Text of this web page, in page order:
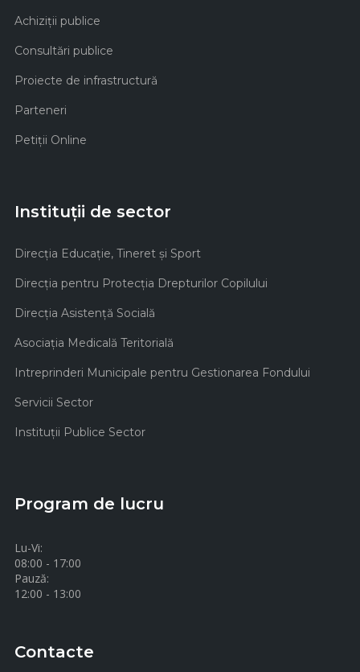
Achiziţii publice
Consultări publice
Proiecte de infrastructură
Parteneri
Petiții Online
Instituții de sector
Direcţia Educaţie, Tineret şi Sport
Direcţia pentru Protecţia Drepturilor Copilului
Direcţia Asistenţă Socială
Asociaţia Medicală Teritorială
Intreprinderi Municipale pentru Gestionarea Fondului
Servicii Sector
Instituţii Publice Sector
Program de lucru
Lu-Vi:
08:00 - 17:00
Pauză:
12:00 - 13:00
Contacte